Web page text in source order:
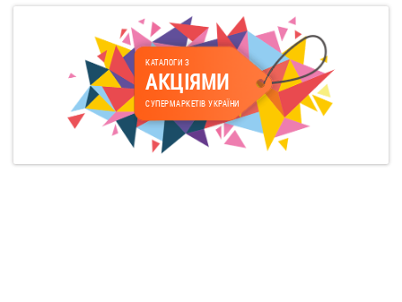
КАТАЛОГИ З
АКЦІЯМИ
СУПЕРМАРКЕТІВ УКРАЇНИ